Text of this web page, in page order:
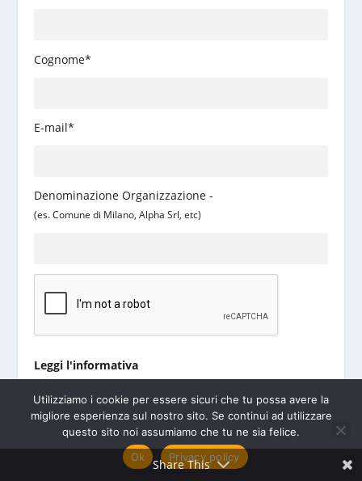
Cognome*
E-mail*
Denominazione Organizzazione -
(es. Comune di Milano, Alpha Srl, etc)
Leggi l'informativa
Ho letto l'
Informativa Privacy
e acconsento al
trattamento dei miei dati personali per le finalità di
cui all'informativa pubblicata sul sito.
Share This
Utilizziamo i cookie per essere sicuri che tu possa avere la
migliore esperienza sul nostro sito. Se continui ad utilizzare
questo sito noi assumiamo che tu ne sia felice.
Ok
Privacy policy